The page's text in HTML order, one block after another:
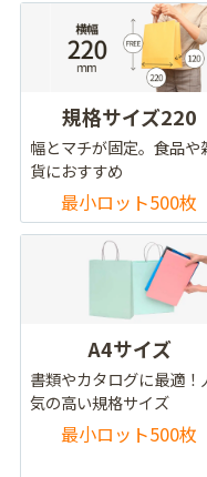
規格サイズ220
幅とマチが固定。食品や
貨におすすめ
最小ロット500枚
A4サイズ
書類やカタログに最適！
気の高い規格サイズ
最小ロット500枚